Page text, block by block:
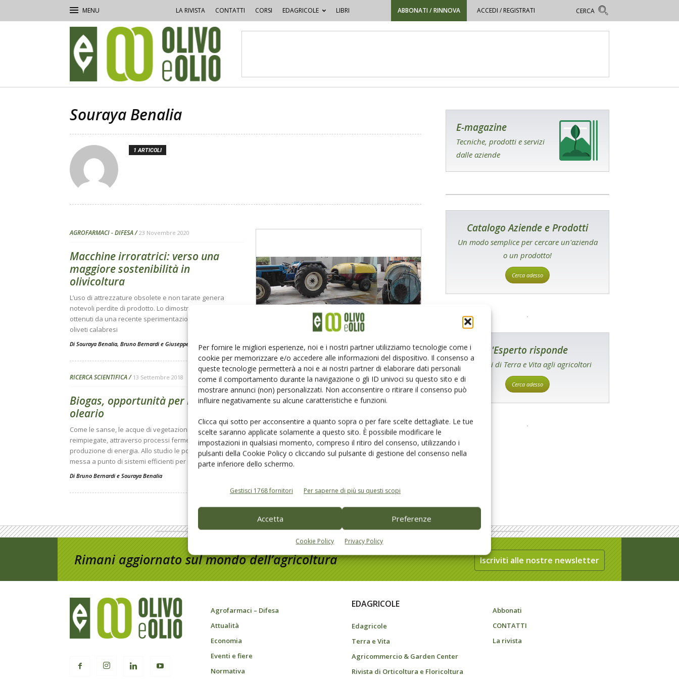
Per fornire le migliori esperienze, noi e i nostri partner utilizziamo tecnologie come i
cookie per memorizzare e/o accedere alle informazioni del dispositivo. Il consenso a
queste tecnologie permetterà a noi e ai nostri partner di elaborare dati personali
come il comportamento durante la navigazione o gli ID univoci su questo sito e di
mostrare annunci (non) personalizzati. Non acconsentire o ritirare il consenso può
influire negativamente su alcune caratteristiche e funzioni.
Clicca qui sotto per acconsentire a quanto sopra o per fare scelte dettagliate. Le tue
scelte saranno applicate solamente a questo sito. È possibile modificare le
impostazioni in qualsiasi momento, compreso il ritiro del consenso, utilizzando i
pulsanti della Cookie Policy o cliccando sul pulsante di gestione del consenso nella
parte inferiore dello schermo.
Gestisci 1768 fornitori Per saperne di più su questi scopi
Accetta Preferenze
Cookie Policy Privacy Policy
LA RIVISTA CONTATTI CORSI EDAGRICOLE LIBRI ABBONATI / RINNOVA ACCEDI / REGISTRATI
e
Olio
Souraya Benalia
1 ARTICOLI
AGROFARMACI - DIFESA 23 Novembre 2020
Macchine irroratrici: verso una
maggiore sostenibilità in
olivicoltura
L’uso di attrezzature obsolete e non tarate genera
notevoli perdite di prodotto. Lo dimostrano i risultati
ottenuti da una recente sperimentazione condotta in
oliveti calabresi
Di Souraya Benalia, Bruno Bernardi e Giuseppe Zimbalatti
RICERCA SCIENTIFICA 13 Settembre 2018
Biogas, opportunità per il settore
oleario
Come le sanse, le acque di vegetazione possono essere
reimpiegate, attraverso processi fermentativi, per la
produzione di energia. Allo studio le potenzialità e la
messa a punto di sistemi efficienti per il loro trattamento
Di Bruno Bernardi e Souraya Benalia
E-magazine
Tecniche, prodotti e servizi
dalle aziende
Catalogo Aziende e Prodotti
Un modo semplice per cercare un'azienda
o un prodotto!
Cerca adesso
L'Esperto risponde
I consigli di Terra e Vita agli agricoltori
Cerca adesso
Rimani aggiornato sul mondo dell’agricoltura Iscriviti alle nostre newsletter
Agrofarmaci – Difesa
Attualità
Economia
Eventi e fiere
Normativa
EDAGRICOLE
Edagricole
Terra e Vita
Agricommercio & Garden Center
Rivista di Orticoltura e Floricoltura
Abbonati
CONTATTI
La rivista